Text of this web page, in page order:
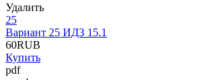
Удалить
25
Вариант 25 ИДЗ 15.1
60RUB
Купить
pdf